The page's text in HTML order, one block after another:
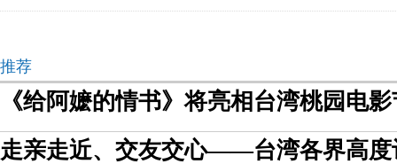
推荐
《给阿嬷的情书》将亮相台湾桃园电
走亲走近、交友交心——台湾各界高度